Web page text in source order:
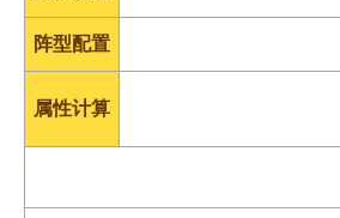
阵型配置
属性计算